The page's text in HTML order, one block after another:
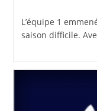
L’équipe 1
saison difficile.